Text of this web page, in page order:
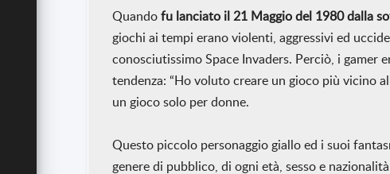
Quando fu lanciato il 21 Maggio del 1980 dalla
giochi ai tempi erano violenti, aggressivi ed
conosciutissimo Space Invaders. Perciò, i gamer
tendenza: “Ho voluto creare un gioco più vicino
un gioco solo per donne.
Questo piccolo personaggio giallo ed i suoi
genere di pubblico, di ogni età, sesso e